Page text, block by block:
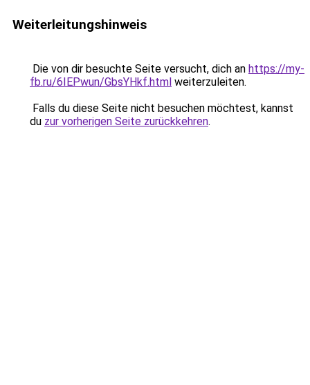
Weiterleitungshinweis
Die von dir besuchte Seite versucht, dich an https://my-
fb.ru/6IEPwun/GbsYHkf.html weiterzuleiten.
Falls du diese Seite nicht besuchen möchtest, kannst
du zur vorherigen Seite zurückkehren.